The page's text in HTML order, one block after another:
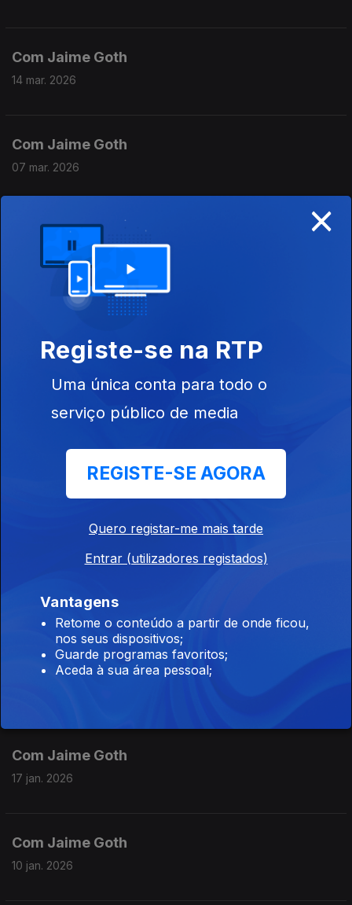
Com Jaime Goth
14 mar. 2026
Com Jaime Goth
07 mar. 2026
Com Jaime Goth
28 fev. 2026
Com Jaime Goth
21 fev. 2026
Com Jaime Goth
Com Jaime Goth
31 jan. 2026
Com Jaime Goth
Com Jaime Goth
17 jan. 2026
Com Jaime Goth
10 jan. 2026
×
Registe-se na RTP
Uma única conta para todo o
serviço público de media
REGISTE-SE AGORA
Quero registar-me mais tarde
Entrar (utilizadores registados)
Vantagens
Retome o conteúdo a partir de onde ficou,
nos seus dispositivos;
Guarde programas favoritos;
Aceda à sua área pessoal;